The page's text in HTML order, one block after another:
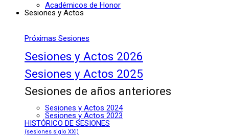
Académicos de Honor
Sesiones y Actos
Próximas Sesiones
Sesiones y Actos 2026
Sesiones y Actos 2025
Sesiones de años anteriores
Sesiones y Actos 2024
Sesiones y Actos 2023
HISTÓRICO DE SESIONES
(sesiones siglo XXI)